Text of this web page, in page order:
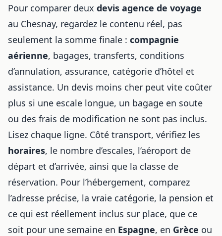
Pour comparer deux devis agence de voyage
au Chesnay, regardez le contenu réel, pas
seulement la somme finale : compagnie
aérienne, bagages, transferts, conditions
d’annulation, assurance, catégorie d’hôtel et
assistance. Un devis moins cher peut vite coûter
plus si une escale longue, un bagage en soute
ou des frais de modification ne sont pas inclus.
Lisez chaque ligne. Côté transport, vérifiez les
horaires, le nombre d’escales, l’aéroport de
départ et d’arrivée, ainsi que la classe de
réservation. Pour l’hébergement, comparez
l’adresse précise, la vraie catégorie, la pension et
ce qui est réellement inclus sur place, que ce
soit pour une semaine en Espagne, en Grèce ou